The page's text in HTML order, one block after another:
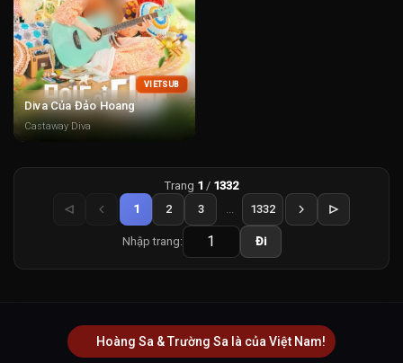
VIETSUB
Diva Của Đảo Hoang
Castaway Diva
Trang 1 / 1332
1
2 3 ... 1332
Nhập trang: Đi
Hoàng Sa & Trường Sa là của Việt Nam!